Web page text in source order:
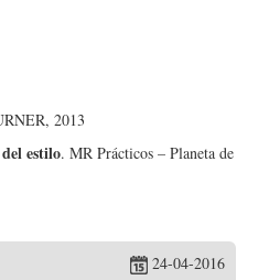
2013
estilo. MR Prácticos – Planeta de
24-04-2016